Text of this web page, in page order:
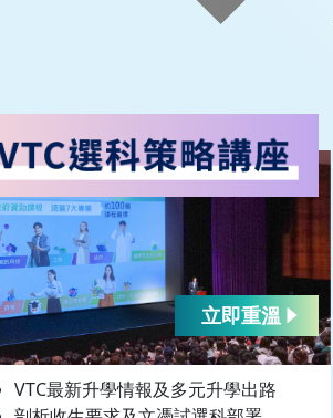
立即重溫
VTC最新升學情報及多元升學出路